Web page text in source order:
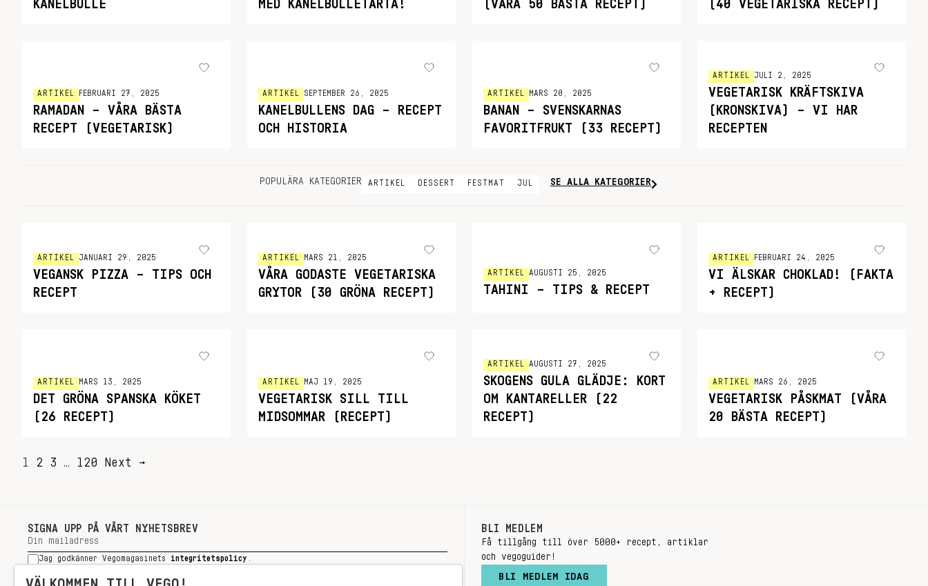
KANELBULLE
MED KANELBULLETÅRTA!
(VÅRA 50 BÄSTA RECEPT)
(40 VEGETARISKA RECEPT)
ARTIKEL FEBRUARI 27, 2025
RAMADAN – VÅRA BÄSTA
RECEPT (VEGETARISK)
ARTIKEL SEPTEMBER 26, 2025
KANELBULLENS DAG – RECEPT
OCH HISTORIA
ARTIKEL MARS 20, 2025
BANAN – SVENSKARNAS
FAVORITFRUKT (33 RECEPT)
ARTIKEL JULI 2, 2025
VEGETARISK KRÄFTSKIVA
(KRONSKIVA) – VI HAR
RECEPTEN
POPULÄRA KATEGORIER ARTIKEL DESSERT FESTMAT JUL SE ALLA KATEGORIER
ARTIKEL JANUARI 29, 2025
VEGANSK PIZZA – TIPS OCH
RECEPT
ARTIKEL MARS 21, 2025
VÅRA GODASTE VEGETARISKA
GRYTOR (30 GRÖNA RECEPT)
ARTIKEL AUGUSTI 25, 2025
TAHINI – TIPS & RECEPT
ARTIKEL FEBRUARI 24, 2025
VI ÄLSKAR CHOKLAD! (FAKTA
+ RECEPT)
ARTIKEL MARS 13, 2025
DET GRÖNA SPANSKA KÖKET
(26 RECEPT)
ARTIKEL MAJ 19, 2025
VEGETARISK SILL TILL
MIDSOMMAR (RECEPT)
ARTIKEL AUGUSTI 27, 2025
SKOGENS GULA GLÄDJE: KORT
OM KANTARELLER (22
RECEPT)
ARTIKEL MARS 26, 2025
VEGETARISK PÅSKMAT (VÅRA
20 BÄSTA RECEPT)
SIDNUMRERING
1 2 3 … 120 Next →
SIGNA UPP PÅ VÅRT NYHETSBREV
Jag godkänner Vegomagasinets integritetspolicy
SIGNA UPP
BLI MEDLEM
Få tillgång till över 5000+ recept, artiklar
och vegoguider!
BLI MEDLEM IDAG